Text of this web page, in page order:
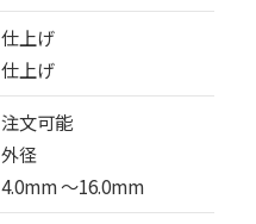
仕上げ
仕上げ
注文可能
外径
4.0mm 〜16.0mm